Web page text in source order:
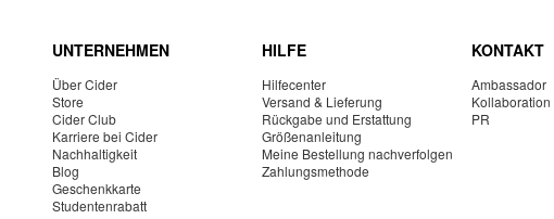
UNTERNEHMEN
Über Cider
Store
Cider Club
Karriere bei Cider
Nachhaltigkeit
Blog
Geschenkkarte
Studentenrabatt
HILFE
Hilfecenter
Versand & Lieferung
Rückgabe und Erstattung
Größenanleitung
Meine Bestellung nachverfolgen
Zahlungsmethode
KONTAKT
Ambassador
Kollaboration
PR